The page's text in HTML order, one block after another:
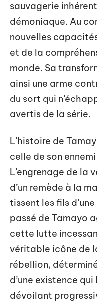
sauvagerie
démoniaque. Au
nouvelles
et de la
monde. Sa
ainsi une arme
du sort qui
avertis de la série.
L’histoire de
celle de son
L’engrenage de la
d’un remède à la
tissent les fils
passé de Tamayo
cette lutte
véritable icône de
rébellion,
d’une existence
dévoilant